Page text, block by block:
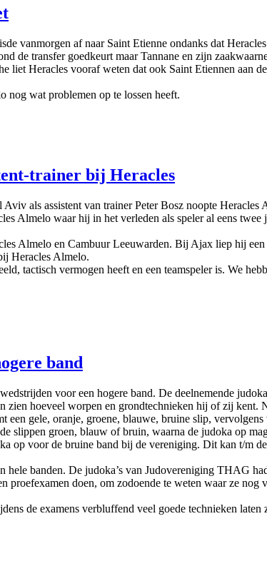
vanmorgen af naar Saint Etienne ondanks dat
de transfer goedkeurt maar Tannane en zijn
liet Heracles vooraf weten dat ook Saint Etiennen aan
nog wat problemen op te lossen heeft.
trainer bij Heracles
als assistent van trainer Peter Bosz noopte Heracles
waar hij in het verleden als speler al eens twee
Almelo en Cambuur Leeuwarden. Bij Ajax liep hij
Heracles Almelo.
tactisch vermogen heeft en een teamspeler is. We
band
voor een hogere band. De deelnemende
hoeveel worpen en grondtechnieken hij of zij kent.
gele, oranje, groene, blauwe, bruine slip,
slippen groen, blauw of bruin, waarna de judoka op
op voor de bruine band bij de vereniging. Dit kan t/m
banden. De judoka’s van Judovereniging THAG
proefexamen doen, om zodoende te weten waar ze nog
de examens verbluffend veel goede technieken laten